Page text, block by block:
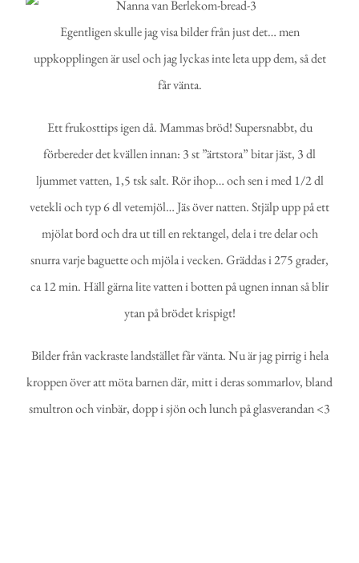
Egentligen skulle jag visa bilder från just det… men
uppkopplingen är usel och jag lyckas inte leta upp dem, så det
får vänta.
Ett frukosttips igen då. Mammas bröd! Supersnabbt, du
förbereder det kvällen innan: 3 st ”ärtstora” bitar jäst, 3 dl
ljummet vatten, 1,5 tsk salt. Rör ihop… och sen i med 1/2 dl
vetekli och typ 6 dl vetemjöl… Jäs över natten. Stjälp upp på ett
mjölat bord och dra ut till en rektangel, dela i tre delar och
snurra varje baguette och mjöla i vecken. Gräddas i 275 grader,
ca 12 min. Häll gärna lite vatten i botten på ugnen innan så blir
ytan på brödet krispigt!
Bilder från vackraste landstället får vänta. Nu är jag pirrig i hela
kroppen över att möta barnen där, mitt i deras sommarlov, bland
smultron och vinbär, dopp i sjön och lunch på glasverandan <3